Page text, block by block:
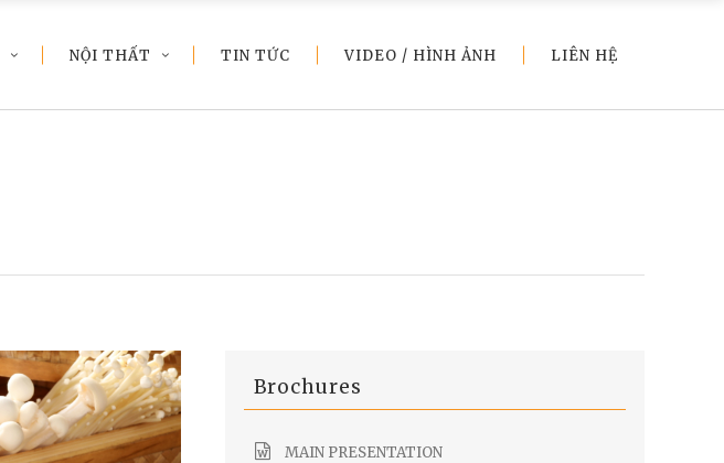
NỘI THẤT TIN TỨC VIDEO / HÌNH ẢNH LIÊN HỆ
Brochures
MAIN PRESENTATION